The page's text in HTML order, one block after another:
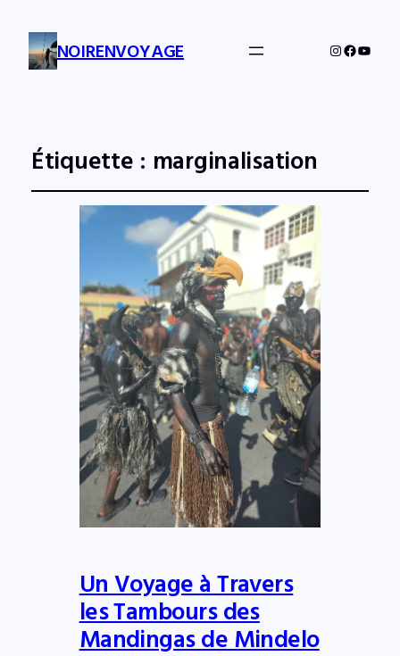
NOIRENVOYAGE Instagram
Étiquette : marginalisation
Un Voyage à Travers
les Tambours des
Mandingas de Mindelo